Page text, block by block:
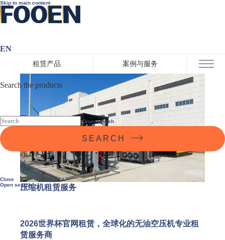
Skip to main content
租赁产品 案例与服务
EN
Search the products
Clear search
SEARCH
Close
Open search压缩机租赁服务
2026世界杯官网租赁，全球化的无油空压机专业租
赁服务商